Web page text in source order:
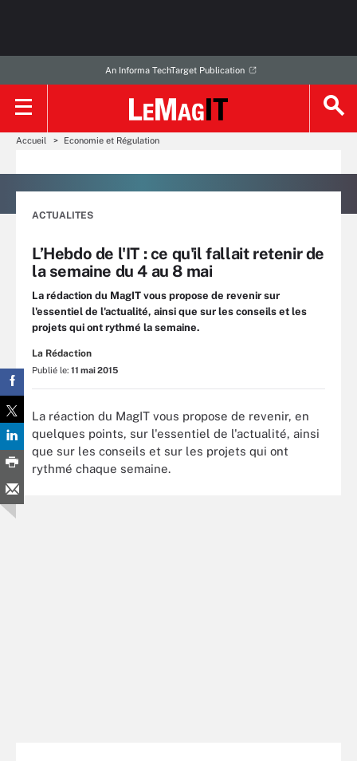
An Informa TechTarget Publication
Accueil Economie et Régulation
ACTUALITES
L’Hebdo de l'IT : ce qu'il fallait retenir de
la semaine du 4 au 8 mai
La rédaction du MagIT vous propose de revenir sur
l'essentiel de l'actualité, ainsi que sur les conseils et les
projets qui ont rythmé la semaine.
La Rédaction
Publié le: 11 mai 2015
La réaction du MagIT vous propose de revenir, en
quelques points, sur l'essentiel de l'actualité, ainsi
que sur les conseils et sur les projets qui ont
rythmé chaque semaine.